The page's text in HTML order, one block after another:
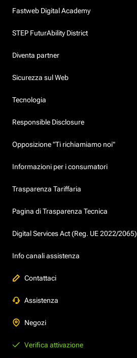
Fastweb Digital Academy
STEP FuturAbility District
Diventa partner
Sicurezza sul Web
Tecnologia
Responsible Disclosure
Opposizione "Ti richiamiamo noi"
Informazioni per i consumatori
Trasparenza Tariffaria
Pagina di Trasparenza Tecnica
Digital Services Act (Reg. UE 2022/2065)
Info canali assistenza
Contattaci
Assistenza
Negozi
Verifica attivazione